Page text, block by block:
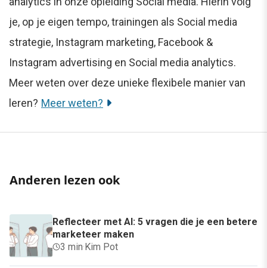
je, op je eigen tempo, trainingen als Social media
strategie, Instagram marketing, Facebook &
Instagram advertising en Social media analytics.
Meer weten over deze unieke flexibele manier van
leren? Meer weten?
Anderen lezen ook
Reflecteer met AI: 5 vragen die je een betere
marketeer maken
3 min·Kim Pot